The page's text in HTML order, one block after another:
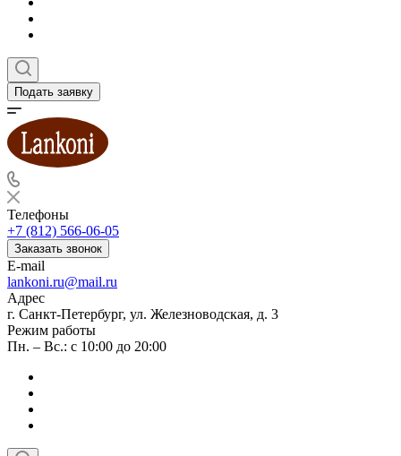
Подать заявку
Телефоны
+7 (812) 566-06-05
Заказать звонок
E-mail
lankoni.ru@mail.ru
Адрес
г. Санкт-Петербург, ул. Железноводская, д. 3
Режим работы
Пн. – Вс.: с 10:00 до 20:00